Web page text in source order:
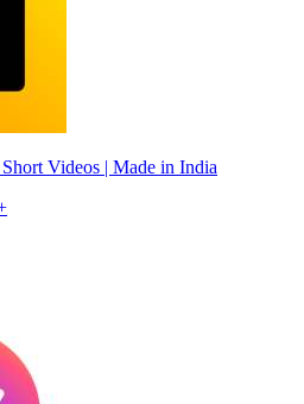
Videos | Made in India